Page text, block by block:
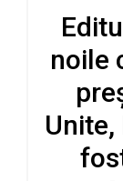
noile
Unite,